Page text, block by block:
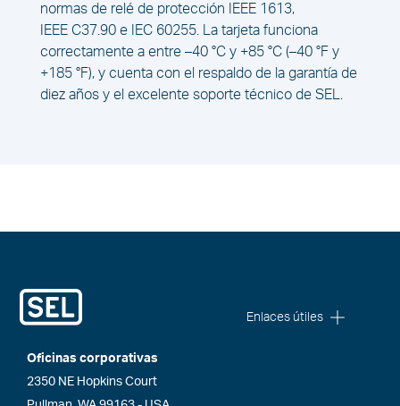
normas de relé de protección IEEE 1613,
IEEE C37.90 e IEC 60255. La tarjeta funciona
correctamente a entre –40 °C y +85 °C (–40 °F y
+185 °F), y cuenta con el respaldo de la garantía de
diez años y el excelente soporte técnico de SEL.
Enlaces útiles
Oficinas corporativas
2350 NE Hopkins Court